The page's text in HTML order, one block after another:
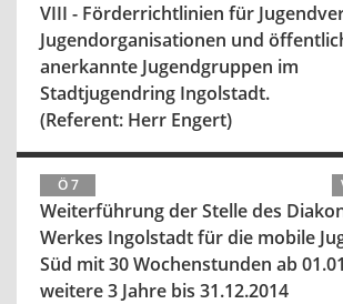
VIII - Förderrichtlinien für
Jugendorganisationen und
anerkannte Jugendgruppen im
Stadtjugendring Ingolstadt.
(Referent: Herr Engert)
Ö 7
Weiterführung der Stelle des
Werkes Ingolstadt für die mobile
Süd mit 30 Wochenstunden ab
weitere 3 Jahre bis 31.12.2014